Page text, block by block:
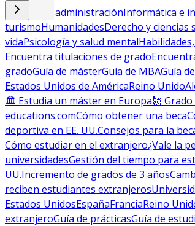
Empresa y administraciónInformática e
turismoHumanidadesDerecho y ciencias
vidaPsicología y salud mental
Encuentra titulaciones de grado
gradoGuía de másterGuía de MBAGuía
Estados Unidos de AméricaReino Unido
🏛 Estudia un máster en Europa🗽 Grado
educations.comCómo obtener una beca
deportiva en EE. UU.Consejos para la
Cómo estudiar en el extranjero¿Vale la
universidadesGestión del tiempo para
UU.Incremento de grados de 3 años
reciben estudiantes extranjeros
Estados UnidosEspañaFranciaReino
extranjeroGuía de prácticasGuía de